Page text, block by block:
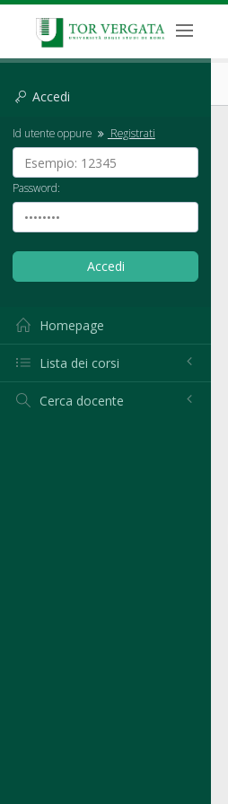
Accedi
Id utente oppure Registrati
Password:
Homepage
Lista dei corsi
Cerca docente